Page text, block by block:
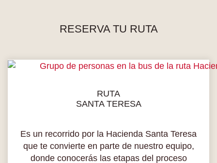
RESERVA TU RUTA
RUTA
SANTA TERESA
Es un recorrido por la Hacienda Santa Teresa
que te convierte en parte de nuestro equipo,
donde conocerás las etapas del proceso